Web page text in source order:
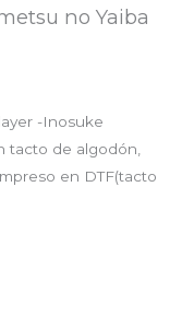
no Yaiba
-Inosuke
tacto de algodón,
en DTF(tacto